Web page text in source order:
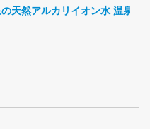
天然アルカリイオン水 温泉水